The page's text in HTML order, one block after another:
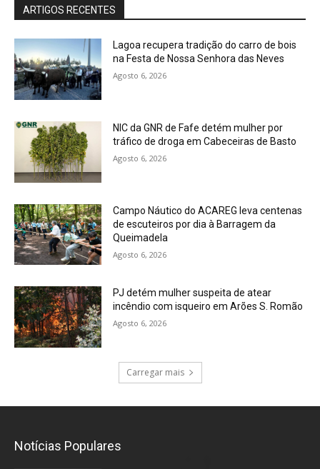
ARTIGOS RECENTES
Lagoa recupera tradição do carro de bois
na Festa de Nossa Senhora das Neves
Agosto 6, 2026
NIC da GNR de Fafe detém mulher por
tráfico de droga em Cabeceiras de Basto
Agosto 6, 2026
Campo Náutico do ACAREG leva centenas
de escuteiros por dia à Barragem da
Queimadela
Agosto 6, 2026
PJ detém mulher suspeita de atear
incêndio com isqueiro em Arões S. Romão
Agosto 6, 2026
Carregar mais
Notícias Populares